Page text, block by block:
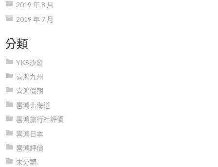
2019 年 8 月
2019 年 7 月
分類
YKS沙發
喜鴻九州
喜鴻假期
喜鴻北海道
喜鴻旅行社評價
喜鴻日本
喜鴻評價
未分類